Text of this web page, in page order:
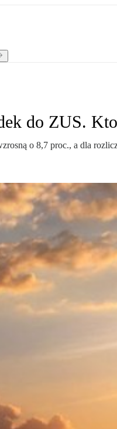
do ZUS.
o 8,7 proc., a dla